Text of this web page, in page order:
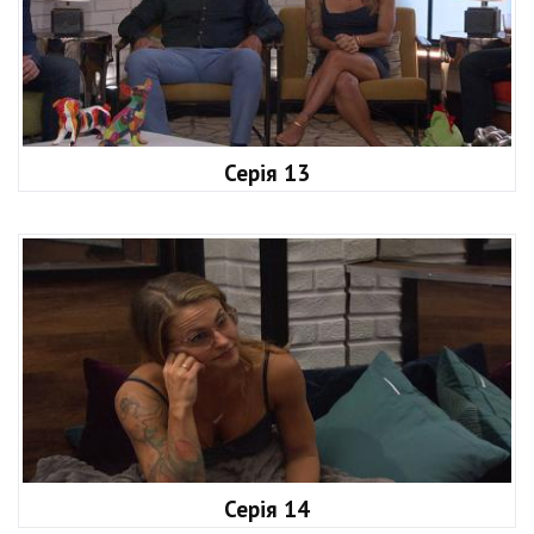
Серія 13
Серія 14